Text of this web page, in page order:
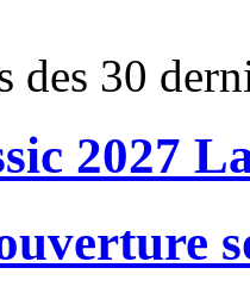
des 30
2027